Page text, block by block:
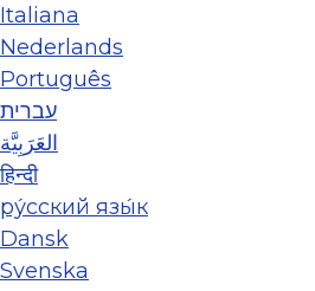
Italiana
Nederlands
Português
עברית
العَرَبِيَّة
हिन्दी
ру́сский язы́к
Dansk
Svenska